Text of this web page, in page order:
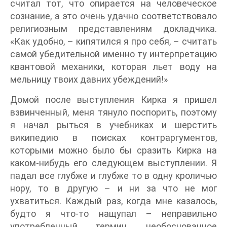
считал тот, что опирается на человеческое
сознание, а это очень удачно соответствовало
религиозным представлениям докладчика.
«Как удобно, – кипятился я про себя, – считать
самой убедительной именно ту интерпретацию
квантовой механики, которая льет воду на
мельницу твоих давних убеждений!»
Домой после выступления Кирка я пришел
взвинченный, меня тянуло поспорить, поэтому
я начал рыться в учебниках и шерстить
википедию в поисках контраргументов,
которыми можно было бы сразить Кирка на
каком-нибудь его следующем выступлении. Я
падал все глубже и глубже то в одну кроличью
нору, то в другую – и ни за что не мог
ухватиться. Каждый раз, когда мне казалось,
будто я что-то нащупал – неправильно